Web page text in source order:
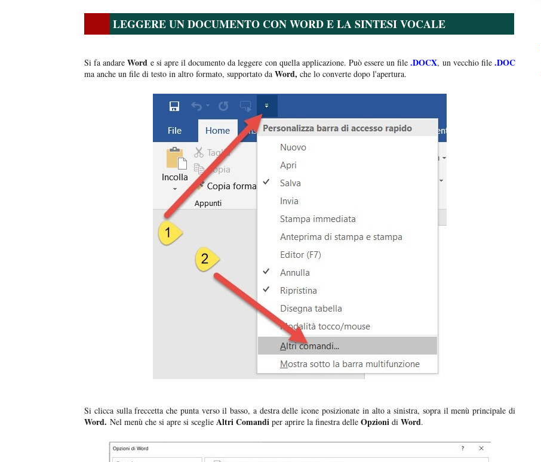
LEGGERE UN DOCUMENTO CON WORD E LA SINTESI VOCALE
Si fa andareWord e si apre il documento da leggere con quella applicazione. Può essere un file .DOCX, un vecchio file.DOC
ma anche un file di testo in altro formato, supportato da Word, che lo converte dopo l'apertura.
Si clicca sulla freccetta che punta verso il basso, a destra delle icone posizionate in alto a sinistra, sopra il menù principale di
Word. Nel menù che si apre si sceglie Altri Comandi per aprire la finestra delle Opzioni di Word.